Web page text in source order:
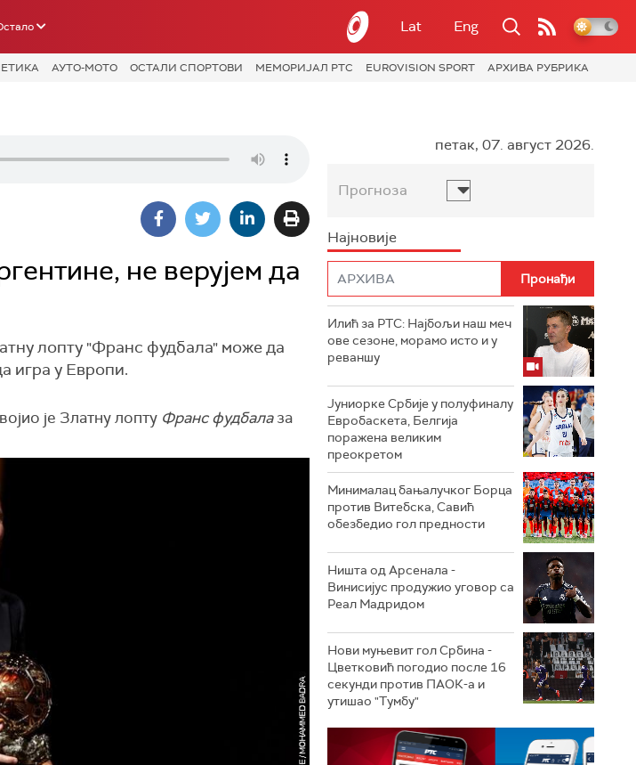
Lat Eng
АУТО-МОТО ОСТАЛИ СПОРТОВИ МЕМОРИЈАЛ РТС EUROVISION SPORT АРХИВА РУБРИКА
не верујем да
лопту "Франс фудбала" може да
игра у Европи.
је Златну лопту Франс фудбалаза
петак, 07. август 2026.
Прогноза
Најновије
Илић за РТС: Најбољи наш меч
ове сезоне, морамо исто и у
реваншу
Јуниорке Србије у полуфиналу
Евробаскета, Белгија
поражена великим
преокретом
Минималац бањалучког Борца
против Витебска, Савић
обезбедио гол предности
Ништа од Арсенала -
Винисијус продужио уговор са
Реал Мадридом
Нови муњевит гол Србина -
Цветковић погодио после 16
секунди против ПАОК-а и
утишао "Тумбу"